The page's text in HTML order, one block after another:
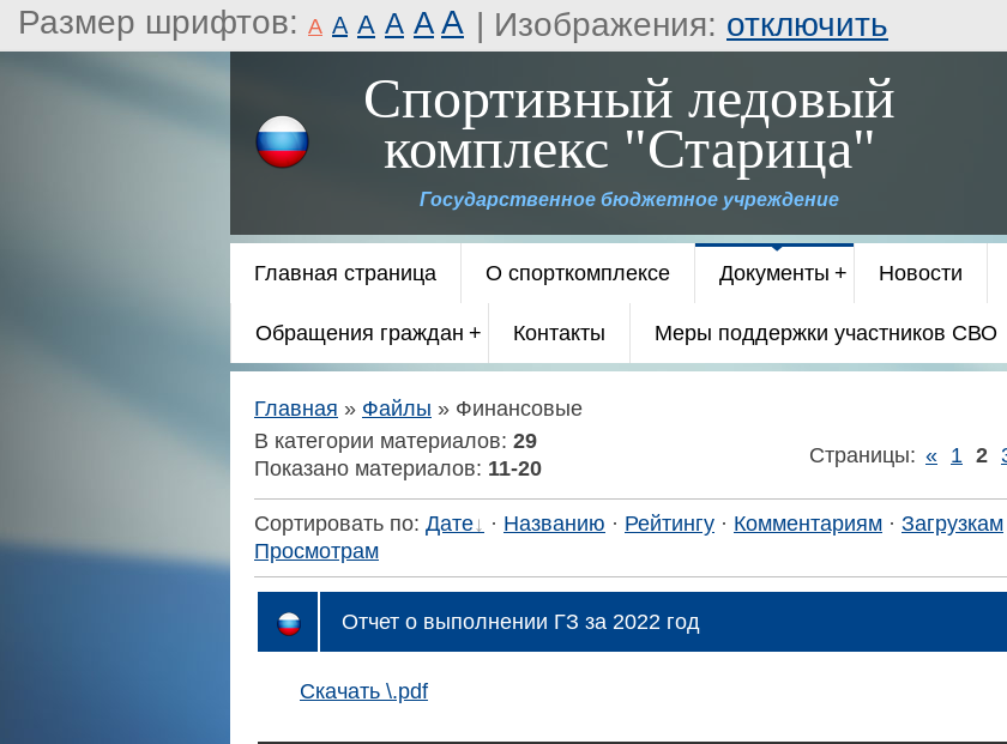
Размер шрифтов: A A A A A A | Изображения: отключить
Спортивный ледовый
комплекс "Старица"
Государственное бюджетное учреждение
Главная страница О спорткомплексе Документы Новости
Обращения граждан Контакты Меры поддержки участников СВО
Главная » Файлы » Финансовые
В категории материалов: 29
Показано материалов: 11-20
Страницы: « 1 2
Сортировать по: Дате · Названию · Рейтингу · Комментариям · Загрузкам
Просмотрам
Отчет о выполнении ГЗ за 2022 год
Скачать \.pdf